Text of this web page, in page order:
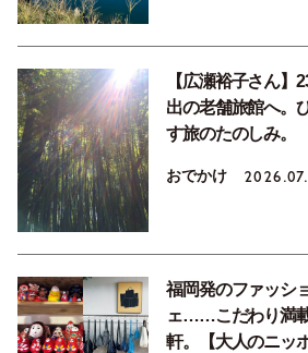
【広瀬裕子さん】
出の老舗旅館へ。
す旅のたのしみ。
おでかけ
福岡発のファッシ
ェ……こだわり満
軒。【大人のニッ